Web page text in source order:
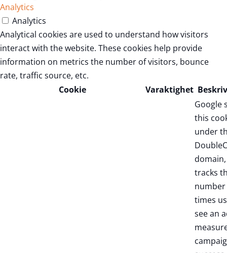
Analytics
Analytics
Analytical cookies are used to understand how visitors
interact with the website. These cookies help provide
information on metrics the number of visitors, bounce
rate, traffic source, etc.
Cookie
Varaktighet
Google
this
under
domain,
tracks
times
see an